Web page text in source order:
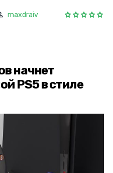
maxdraiv
начнет
PS5 в стиле